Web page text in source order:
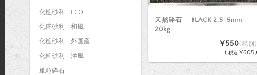
天然砕石 BLACK 2.5-5mm
20kg
¥550(税別)
( 税込 ¥605 )
化粧砂利 ECO
化粧砂利 和風
化粧砂利 外国産
化粧砂利 洋風
単粒砕石